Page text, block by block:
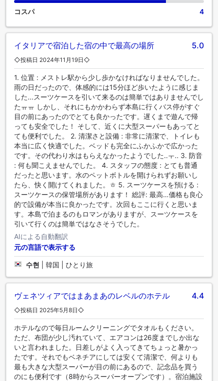
ェネチア メストレでは、敷地内で朝食をお召し上がりいただ
けますので、ストレスなく一日をスタートできます。コーヒ
朝、あるいはいつでも、淹れたての本格的なコーヒーをお楽
しみいただけます。 ご滞在中、当宿泊施設では、ご満足いた
しい館内イブニングエンターテイメントをお見逃しなく。ク
オリティ ホテル デルフィーノ ヴェネチア メストレでは、便
利な自動販売機で24時間いつでもお手頃価格の軽食をお楽し
みいただけます。 ご滞在中は、魅力的なアクティビティやア
メニティをお楽しみいただけます。 休暇中にフィットネスを
楽しみたいお客様は、フィットネスセンターをご利用くださ
い。
コスパ 4
イタリアで宿泊した宿の中で最高の場所 5.0
◇投稿日 2024年11月19日◇
1. 位置 : メストレ駅から少し歩かなければなりませんでした。
雨の日だったので、体感的には15分ほど歩いたように感じま
した...スーツケースを引いて来るのは簡単ではありませんでし
たㅠㅠ しかし、それにもかかわらず本島に行くバス停がすぐ
目の前にあったのでとても良かったです。遅くまで遊んで帰
っても安全でした！ そして、近くに大型スーパーもあってと
ても便利でした。 2. 清潔さと設備 : 非常に清潔で、トイレも
本当に広く快適でした。ベッドも完全にふかふかで広かった
です。その代わり水はもらえなかったようでした..ㅜ.. 3. 防音
: 何も聞こえませんでした。 4. スタッフの態度 : とても普通
だったと思います。水のペットボトルを開けられずお願いし
たら、快く開けてくれました。ㅎ 5. スーツケースを預ける :
スーツケースの保管場所があります！ 総評: 最高…価格も良心
的で設備が本当に良かったです。次回もここに行くと思いま
す。本島で泊まるのもロマンがありますが、スーツケースを
引いて行くのは簡単ではなさそうでした。
AIによる自動翻訳
元の言語で表示する
수현 韓国 | ひとり旅
ヴェネツィアではまあまあのレベルのホテル 4.4
◇投稿日 2025年5月8日◇
ホテルなので毎日ルームクリーニングでタオルもください。
ただ、布団が少し汚れていて、エアコンは26度までしか出な
いと言われました。日差しがよく入ってきてちょっと暑かっ
たです。それでもベネチアにしては安くて清潔で、何よりも
最も大きな大型スーパーが目の前にあるので、記念品を買う
のにも便利です（8時からスーパーオープンです）。宿泊施設